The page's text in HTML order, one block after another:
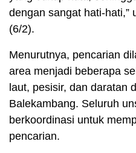
dengan sangat hati-hati,”
(6/2).
Menurutnya, pencarian
area menjadi beberapa
laut, pesisir, dan daratan
Balekambang. Seluruh
berkoordinasi untuk
pencarian.